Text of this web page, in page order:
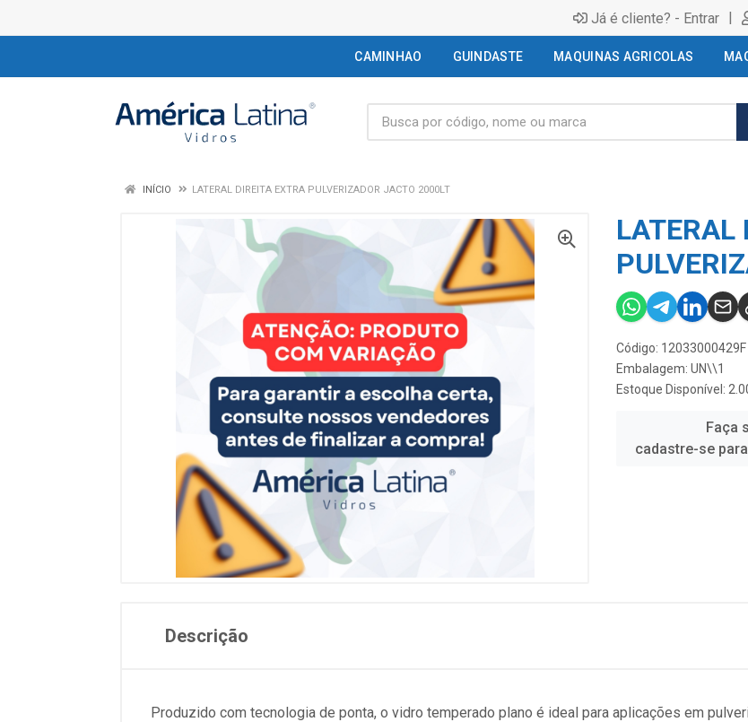
Já é cliente? - Entrar |
CAMINHAO GUINDASTE MAQUINAS AGRICOLAS
INÍCIO LATERAL DIREITA EXTRA PULVERIZADOR JACTO 2000LT
LATERAL
Código: 12033000429F
Embalagem: UN\\1
Estoque Disponível:
Faça
cadastre-se
Descrição
Produzido com tecnologia de ponta, o vidro temperado plano é ideal para aplicações em